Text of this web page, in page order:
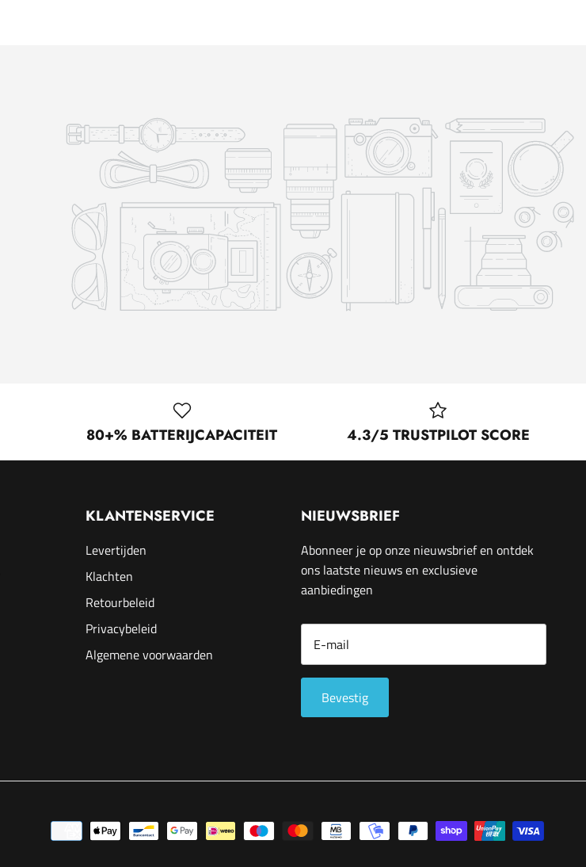
80+% BATTERIJCAPACITEIT 4.3/5 TRUSTPILOT SCORE
KLANTENSERVICE
Levertijden
Klachten
Retourbeleid
Privacybeleid
Algemene voorwaarden
NIEUWSBRIEF
Abonneer je op onze nieuwsbrief en ontdek
ons laatste nieuws en exclusieve
aanbiedingen
Bevestig